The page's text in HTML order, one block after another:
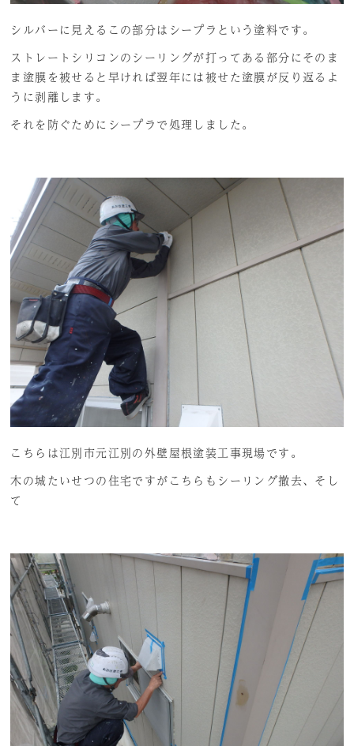
シルバーに見えるこの部分はシープラという塗料です。
ストレートシリコンのシーリングが打ってある部分にそのま
ま塗膜を被せると早ければ翌年には被せた塗膜が反り返るよ
うに剥離します。
それを防ぐためにシープラで処理しました。
こちらは江別市元江別の外壁屋根塗装工事現場です。
木の城たいせつの住宅ですがこちらもシーリング撤去、そし
て